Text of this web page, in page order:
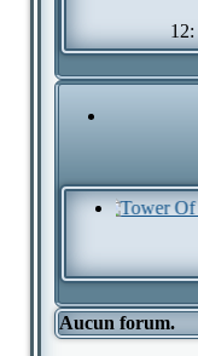
12:
Aucun forum.